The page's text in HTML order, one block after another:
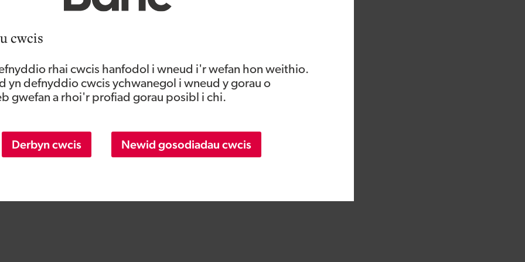
cwcis
rhai cwcis hanfodol i wneud i'r wefan hon weithio.
yn defnyddio cwcis ychwanegol i wneud y gorau o
gwefan a rhoi'r profiad gorau posibl i chi.
Derbyn cwcis Newid gosodiadau cwcis
Biotechnoleg o Brifysgol DeMontfort.
Navid Falatoori y newyddion a’r
digwyddiadau diweddaraf
diweddaraf gan Navid Falatoori . Dewch i
wybod mwy am y digwyddiadau y byddant yn
eu mynychu.